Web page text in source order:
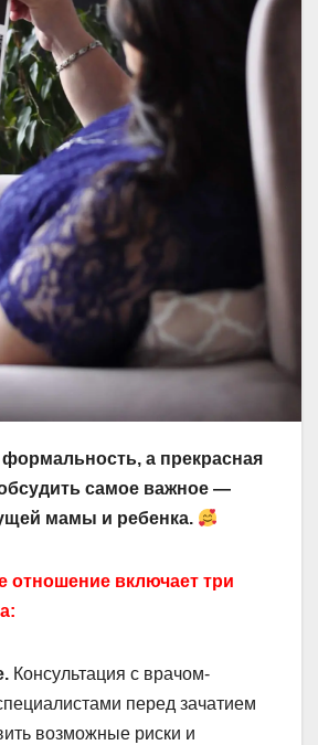
а прекрасная
самое важное —
мамы и ребенка.
отношение включает три
Консультация с врачом-
перед зачатием
возможные риски и